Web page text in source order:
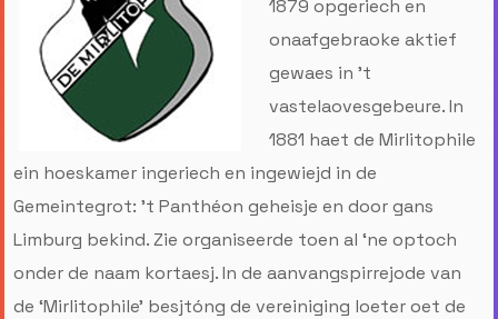
1879 opgeriech en
onaafgebraoke aktief
gewaes in ’t
vastelaovesgebeure. In
1881 haet de Mirlitophile
ein hoeskamer ingeriech en ingewiejd in de
Gemeintegrot: ’t Panthéon geheisje en door gans
Limburg bekind. Zie organiseerde toen al ‘ne optoch
onder de naam kortaesj. In de aanvangspirrejode van
de ‘Mirlitophile’ besjtóng de vereiniging loeter oet de